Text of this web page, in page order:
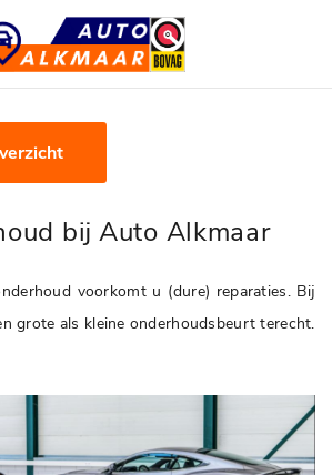
bij Auto Alkmaar
voorkomt u (dure) reparaties. Bij
grote als kleine onderhoudsbeurt terecht.